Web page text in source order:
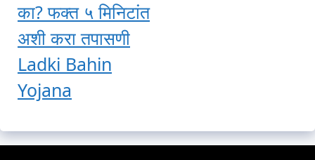
का? फक्त ५ मिनिटांत
अशी करा तपासणी
Ladki Bahin
Yojana